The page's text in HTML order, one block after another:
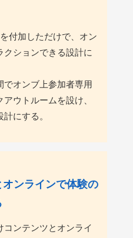
付加しただけで、オン
クションできる設計に
でオンブ上参加者専用
ウトルームを設け、
にする。
ンラインで体験の
コンテンツとオンライ